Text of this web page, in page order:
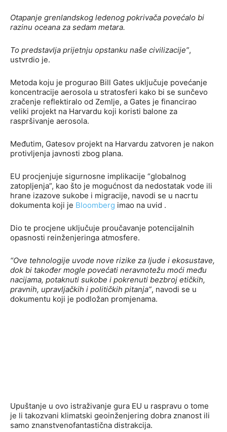
Otapanje grenlandskog ledenog pokrivača povećalo bi
razinu oceana za sedam metara.
To predstavlja prijetnju opstanku naše civilizacije”,
ustvrdio je.
Metoda koju je progurao Bill Gates uključuje povećanje
koncentracije aerosola u stratosferi kako bi se sunčevo
zračenje reflektiralo od Zemlje, a Gates je financirao
veliki projekt na Harvardu koji koristi balone za
raspršivanje aerosola.
Međutim, Gatesov projekt na Harvardu zatvoren je nakon
protivljenja javnosti zbog plana.
EU procjenjuje sigurnosne implikacije “globalnog
zatopljenja”, kao što je mogućnost da nedostatak vode ili
hrane izazove sukobe i migracije, navodi se u nacrtu
dokumenta koji je Bloomberg imao na uvid .
Dio te procjene uključuje proučavanje potencijalnih
opasnosti reinženjeringa atmosfere.
“Ove tehnologije uvode nove rizike za ljude i ekosustave,
dok bi također mogle povećati neravnotežu moći među
nacijama, potaknuti sukobe i pokrenuti bezbroj etičkih,
pravnih, upravljačkih i političkih pitanja”, navodi se u
dokumentu koji je podložan promjenama.
Upuštanje u ovo istraživanje gura EU u raspravu o tome
je li takozvani klimatski geoinženjering dobra znanost ili
samo znanstvenofantastična distrakcija.